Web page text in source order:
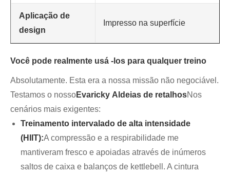
Aplicação de
design
Impresso na superfície
Você pode realmente usá -los para qualquer treino
Absolutamente. Esta era a nossa missão não negociável.
Testamos o nossoEvaricky Aldeias de retalhosNos
cenários mais exigentes:
Treinamento intervalado de alta intensidade
(HIIT):A compressão e a respirabilidade me
mantiveram fresco e apoiadas através de inúmeros
saltos de caixa e balanços de kettlebell. A cintura